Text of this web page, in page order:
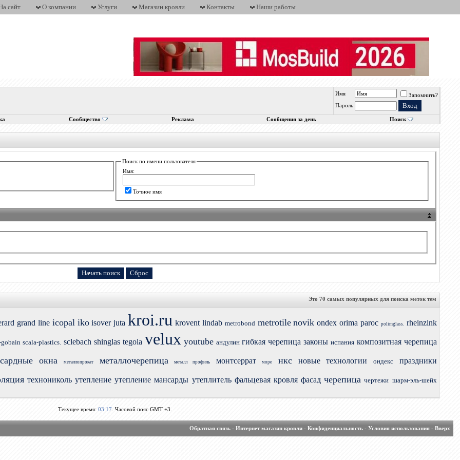
сайт О компании Услуги Магазин кровли Контакты Наши работы
Имя
Запомнить?
Пароль
Сообщество Реклама Сообщения за день Поиск
Поиск по имени пользователя
Имя:
Точное имя
Это 70 самых популярных для поиска меток тем
grand line icopal iko isover juta kroi.ru krovent lindab metrobond metrotile novik ondex orima paroc polimglass. rheinzink
scala-plastics. sclebach shinglas tegola velux youtube андулин гибкая черепица законы испания композитная черепица
окна металлопрокат металлочерепица металл профиль монтсеррат море нкс новые технологии ондекс праздники
технониколь утепление утепление мансарды утеплитель фальцевая кровля фасад черепица чертежи шарм-эль-шейх
Текущее время: 03:17 . Часовой пояс GMT +3.
Обратная связь- Интернет магазин кровли- Конфиденциальность- Условия использования- Вверх